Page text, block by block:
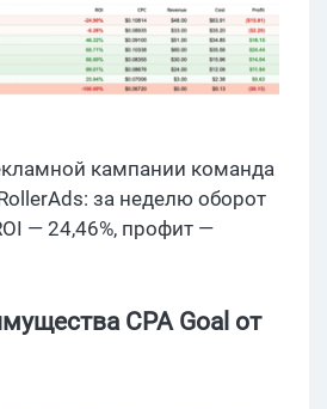
кампании команда
за неделю оборот
— 24,46%, профит —
CPA Goal от